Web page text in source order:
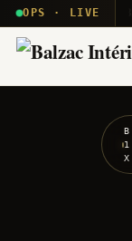
OPS · LIVE
T2E · B71 Push